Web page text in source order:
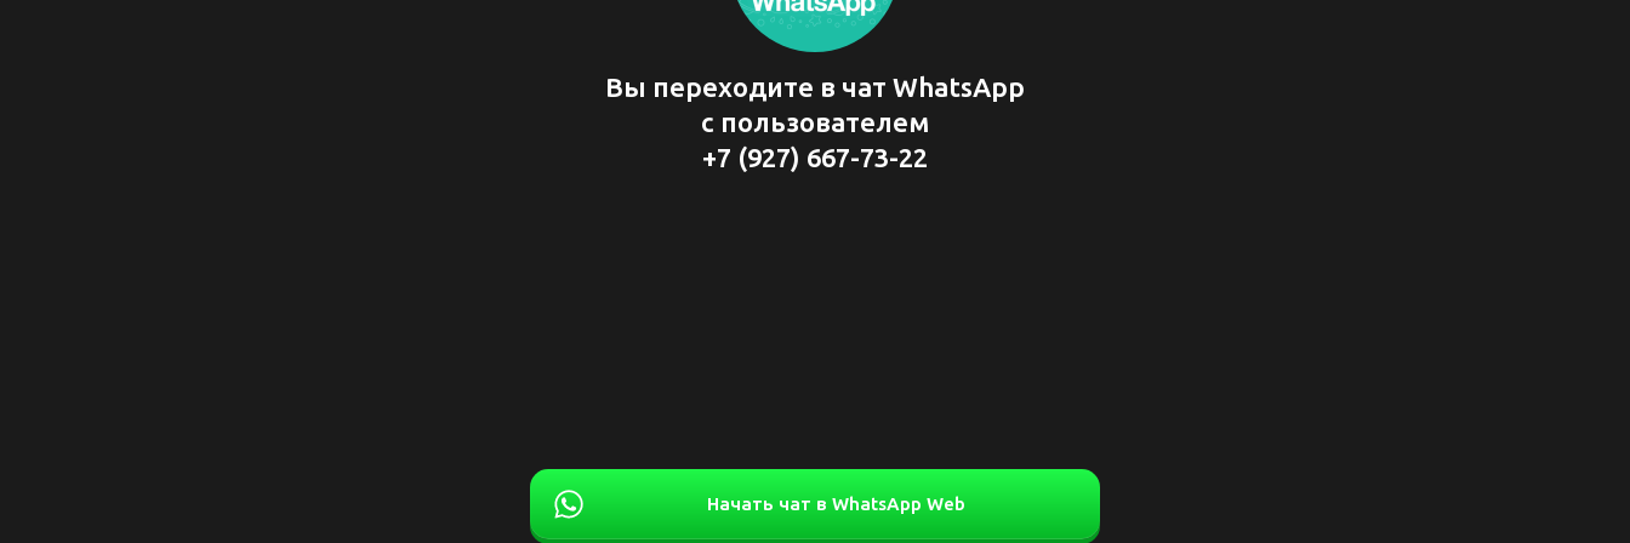
Вы переходите в чат WhatsApp
с пользователем
+7 (927) 667-73-22
Начать чат в WhatsApp Web